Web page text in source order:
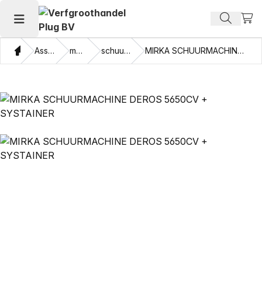
Hoofdmenu openen Zoek
ThuisAssortiment machines schuurmachines MIRKA SCHUURMACHINE DEROS 5650CV + SYSTAINER